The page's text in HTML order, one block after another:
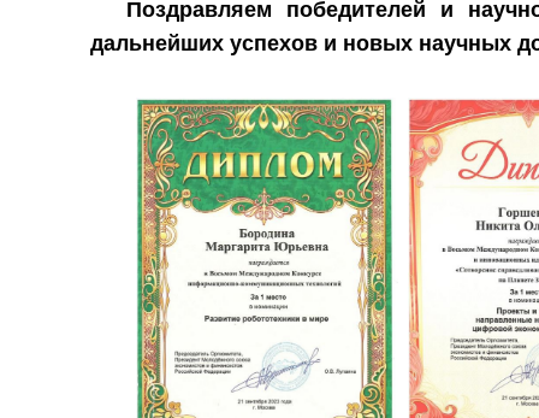
Поздравляем победителей и
дальнейших успехов и новых научных